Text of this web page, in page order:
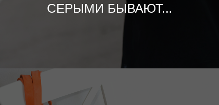
СЕРЫМИ БЫВАЮТ...